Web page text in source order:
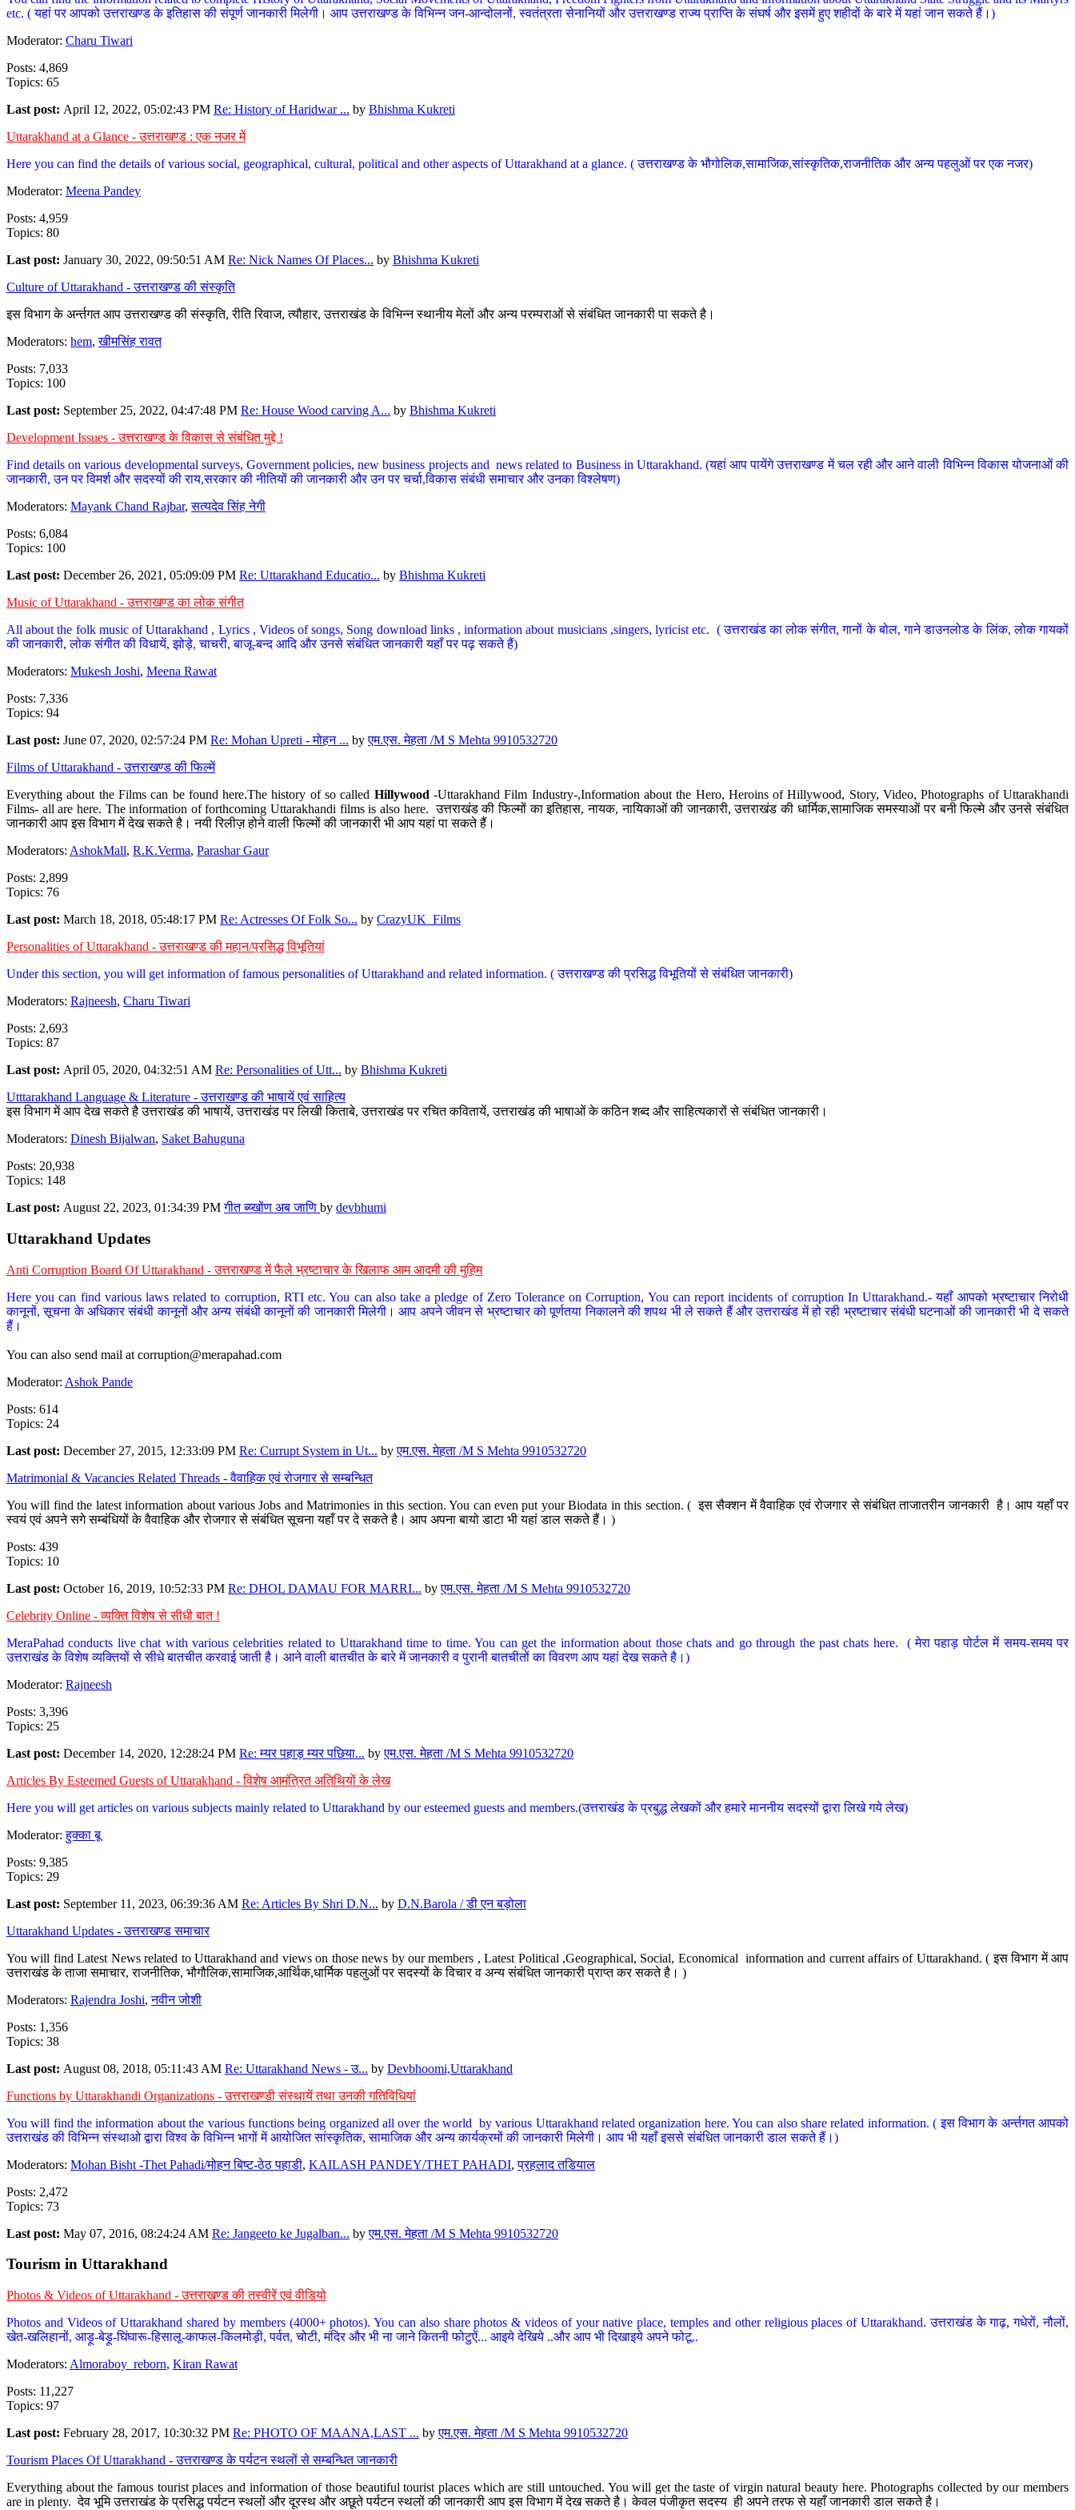
etc. ( यहां पर आपको उत्तराखण्ड के इतिहास की संपूर्ण जानकारी मिलेगी। आप उत्तराखण्ड के विभिन्न जन-आन्दोलनों, स्वतंत्रता सेनानियों और उत्तराखण्ड राज्य प्राप्ति के संघर्ष और इसमें हुए शहीदों के बारे में यहां जान सकते हैं।)
Moderator: Charu Tiwari
Posts: 4,869
Topics: 65
Last post: April 12, 2022, 05:02:43 PM Re: History of Haridwar ... by Bhishma Kukreti
Uttarakhand at a Glance - उत्तराखण्ड : एक नजर में
Here you can find the details of various social, geographical, cultural, political and other aspects of Uttarakhand at a glance. ( उत्तराखण्ड के भौगोलिक,सामाजिक,सांस्कृतिक,राजनीतिक और अन्य पहलुओं पर एक नजर)
Moderator: Meena Pandey
Posts: 4,959
Topics: 80
Last post: January 30, 2022, 09:50:51 AM Re: Nick Names Of Places... by Bhishma Kukreti
Culture of Uttarakhand - उत्तराखण्ड की संस्कृति
इस विभाग के अर्न्तगत आप उत्तराखण्ड की संस्कृति, रीति रिवाज, त्यौहार, उत्तराखंड के विभिन्न स्थानीय मेलों और अन्य परम्पराओं से संबंधित जानकारी पा सकते है।
Moderators: hem,खीमसिंह रावत
Posts: 7,033
Topics: 100
Last post: September 25, 2022, 04:47:48 PM Re: House Wood carving A... by Bhishma Kukreti
Development Issues - उत्तराखण्ड के विकास से संबंधित मुद्दे !
Find details on various developmental surveys, Government policies, new business projects and news related to Business in Uttarakhand. (यहां आप पायेंगे उत्तराखण्ड में चल रही और आने वाली विभिन्न विकास योजनाओं की
जानकारी, उन पर विमर्श और सदस्यों की राय,सरकार की नीतियों की जानकारी और उन पर चर्चा,विकास संबंधी समाचार और उनका विश्लेषण)
Moderators: Mayank Chand Rajbar,सत्यदेव सिंह नेगी
Posts: 6,084
Topics: 100
Last post: December 26, 2021, 05:09:09 PM Re: Uttarakhand Educatio... by Bhishma Kukreti
Music of Uttarakhand - उत्तराखण्ड का लोक संगीत
All about the folk music of Uttarakhand , Lyrics , Videos of songs, Song download links , information about musicians ,singers, lyricist etc. ( उत्तराखंड का लोक संगीत, गानों के बोल, गाने डाउनलोड के लिंक, लोक गायकों
की जानकारी, लोक संगीत की विधायें, झोड़े, चाचरी, बाजू-बन्द आदि और उनसे संबंधित जानकारी यहाँ पर पढ़ सकते हैं)
Moderators: Mukesh Joshi, Meena Rawat
Posts: 7,336
Topics: 94
Last post: June 07, 2020, 02:57:24 PM Re: Mohan Upreti - मोहन ... byएम.एस. मेहता /M S Mehta 9910532720
Films of Uttarakhand - उत्तराखण्ड की फिल्में
Everything about the Films can be found here.The history of so called Hillywood-Uttarakhand Film Industry-,Information about the Hero, Heroins of Hillywood, Story, Video, Photographs of Uttarakhandi
Films- all are here. The information of forthcoming Uttarakhandi films is also here. उत्तराखंड की फिल्मों का इतिहास, नायक, नायिकाओं की जानकारी, उत्तराखंड की धार्मिक,सामाजिक समस्याओं पर बनी फिल्मे और उनसे संबंधित
जानकारी आप इस विभाग में देख सकते है। नयी रिलीज़ होने वाली फिल्मों की जानकारी भी आप यहां पा सकते हैं।
Moderators: AshokMall, R.K.Verma, Parashar Gaur
Posts: 2,899
Topics: 76
Last post: March 18, 2018, 05:48:17 PM Re: Actresses Of Folk So... by CrazyUK_Films
Personalities of Uttarakhand - उत्तराखण्ड की महान/प्रसिद्ध विभूतियां
Under this section, you will get information of famous personalities of Uttarakhand and related information. ( उत्तराखण्ड की प्रसिद्ध विभूतियों से संबंधित जानकारी)
Moderators: Rajneesh, Charu Tiwari
Posts: 2,693
Topics: 87
Last post: April 05, 2020, 04:32:51 AM Re: Personalities of Utt... by Bhishma Kukreti
Utttarakhand Language & Literature - उत्तराखण्ड की भाषायें एवं साहित्य
इस विभाग में आप देख सकते है उत्तराखंड की भाषायें, उत्तराखंड पर लिखी किताबे, उत्तराखंड पर रचित कवितायें, उत्तराखंड की भाषाओं के कठिन शब्द और साहित्यकारों से संबंधित जानकारी।
Moderators: Dinesh Bijalwan, Saket Bahuguna
Posts: 20,938
Topics: 148
Last post: August 22, 2023, 01:34:39 PMगीत ब्य्खोंण अब जाणि by devbhumi
Uttarakhand Updates
Anti Corruption Board Of Uttarakhand - उत्तराखण्ड में फैले भ्रष्टाचार के खिलाफ आम आदमी की मुहिम
Here you can find various laws related to corruption, RTI etc. You can also take a pledge of Zero Tolerance on Corruption, You can report incidents of corruption In Uttarakhand.- यहाँ आपको भ्रष्टाचार निरोधी
कानूनों, सूचना के अधिकार संबंधी कानूनों और अन्य संबंधी कानूनों की जानकारी मिलेगी। आप अपने जीवन से भ्रष्टाचार को पूर्णतया निकालने की शपथ भी ले सकते हैं और उत्तराखंड में हो रही भ्रष्टाचार संबंधी घटनाओं की जानकारी भी दे सकते
हैं।
You can also send mail at corruption@merapahad.com
Moderator: Ashok Pande
Posts: 614
Topics: 24
Last post: December 27, 2015, 12:33:09 PM Re: Currupt System in Ut... byएम.एस. मेहता /M S Mehta 9910532720
Matrimonial & Vacancies Related Threads - वैवाहिक एवं रोजगार से सम्बन्धित
You will find the latest information about various Jobs and Matrimonies in this section. You can even put your Biodata in this section. ( इस सैक्शन में वैवाहिक एवं रोजगार से संबंधित ताजातरीन जानकारी है। आप यहाँ पर
स्वयं एवं अपने सगे सम्बंधियों के वैवाहिक और रोजगार से संबंधित सूचना यहाँ पर दे सकते है। आप अपना बायो डाटा भी यहां डाल सकते हैं। )
Posts: 439
Topics: 10
Last post: October 16, 2019, 10:52:33 PM Re: DHOL DAMAU FOR MARRI... byएम.एस. मेहता /M S Mehta 9910532720
Celebrity Online - व्यक्ति विशेष से सीधी बात !
MeraPahad conducts live chat with various celebrities related to Uttarakhand time to time. You can get the information about those chats and go through the past chats here. ( मेरा पहाड़ पोर्टल में समय-समय पर
उत्तराखंड के विशेष व्यक्तियों से सीधे बातचीत करवाई जाती है। आने वाली बातचीत के बारे में जानकारी व पुरानी बातचीतों का विवरण आप यहां देख सकते है।)
Moderator: Rajneesh
Posts: 3,396
Topics: 25
Last post: December 14, 2020, 12:28:24 PM Re: म्यर पहाड़ म्यर पछिया... byएम.एस. मेहता /M S Mehta 9910532720
Articles By Esteemed Guests of Uttarakhand - विशेष आमंत्रित अतिथियों के लेख
Here you will get articles on various subjects mainly related to Uttarakhand by our esteemed guests and members.(उत्तराखंड के प्रबुद्ध लेखकों और हमारे माननीय सदस्यों द्वारा लिखे गये लेख)
Moderator:हुक्का बू
Posts: 9,385
Topics: 29
Last post: September 11, 2023, 06:39:36 AM Re: Articles By Shri D.N... by D.N.Barola / डी एन बड़ोला
Uttarakhand Updates - उत्तराखण्ड समाचार
You will find Latest News related to Uttarakhand and views on those news by our members , Latest Political ,Geographical, Social, Economical information and current affairs of Uttarakhand. ( इस विभाग में आप
उत्तराखंड के ताजा समाचार, राजनीतिक, भौगौलिक,सामाजिक,आर्थिक,धार्मिक पहलुओं पर सदस्यों के विचार व अन्य संबंधित जानकारी प्राप्त कर सकते है। )
Moderators: Rajendra Joshi,नवीन जोशी
Posts: 1,356
Topics: 38
Last post: August 08, 2018, 05:11:43 AM Re: Uttarakhand News - उ... by Devbhoomi,Uttarakhand
Functions by Uttarakhandi Organizations - उत्तराखण्डी संस्थायें तथा उनकी गतिविधियां
You will find the information about the various functions being organized all over the world by various Uttarakhand related organization here. You can also share related information. ( इस विभाग के अर्न्तगत आपको
उत्तराखंड की विभिन्न संस्थाओ द्वारा विश्व के विभिन्न भागों में आयोजित सांस्कृतिक, सामाजिक और अन्य कार्यक्रमों की जानकारी मिलेगी। आप भी यहाँ इससे संबंधित जानकारी डाल सकते हैं।)
Moderators: Mohan Bisht -Thet Pahadi/मोहन बिष्ट-ठेठ पहाडी, KAILASH PANDEY/THET PAHADI,प्रहलाद तडियाल
Posts: 2,472
Topics: 73
Last post: May 07, 2016, 08:24:24 AM Re: Jangeeto ke Jugalban... byएम.एस. मेहता /M S Mehta 9910532720
Tourism in Uttarakhand
Photos & Videos of Uttarakhand - उत्तराखण्ड की तस्वीरें एवं वीडियो
Photos and Videos of Uttarakhand shared by members (4000+ photos). You can also share photos & videos of your native place, temples and other religious places of Uttarakhand. उत्तराखंड के गाढ़, गधेरों, नौलों,
खेत-खलिहानों, आड़ू-बेड़ू-घिंघारू-हिसालू-काफल-किलमोड़ी, पर्वत, चोटी, मंदिर और भी ना जाने कितनी फोटुऐं... आइये देखिये ..और आप भी दिखाइये अपने फोटू..
Moderators: Almoraboy_reborn, Kiran Rawat
Posts: 11,227
Topics: 97
Last post: February 28, 2017, 10:30:32 PM Re: PHOTO OF MAANA,LAST ... byएम.एस. मेहता /M S Mehta 9910532720
Tourism Places Of Uttarakhand - उत्तराखण्ड के पर्यटन स्थलों से सम्बन्धित जानकारी
Everything about the famous tourist places and information of those beautiful tourist places which are still untouched. You will get the taste of virgin natural beauty here. Photographs collected by our members
are in plenty. देव भूमि उत्तराखंड के प्रसिद्ध पर्यटन स्थलों और दूरस्थ और अछूते पर्यटन स्थलों की जानकारी आप इस विभाग में देख सकते है। केवल पंजीकृत सदस्य ही अपने तरफ से यहाँ जानकारी डाल सकते है।